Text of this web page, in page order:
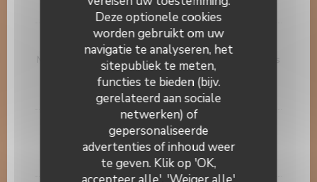
Deze optionele cookies
worden gebruikt om uw
navigatie te analyseren, het
sitepubliek te meten,
functies te bieden (bijv.
gerelateerd aan sociale
netwerken) of
gepersonaliseerde
advertenties of inhoud weer
te geven. Klik op 'OK,
19,00 EUR
Salade gourmande
Melon, jambon cru, olives noires, comté, tomate, oeufs
durs,
18,00 EUR
Filets de daurade rôtis au beurre blanc, petits
légumes
19,00 EUR
Le 14 Juillet